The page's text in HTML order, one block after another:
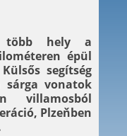
több hely a
épül
segítség
vonatok
villamosból
Plzeňben